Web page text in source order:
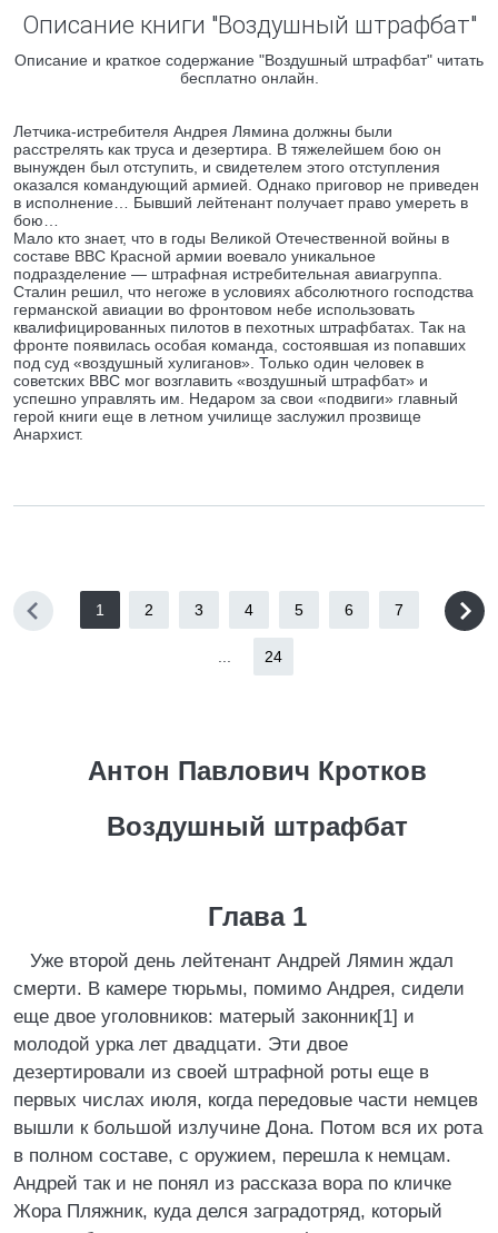
Описание книги "Воздушный штрафбат"
Описание и краткое содержание "Воздушный штрафбат" читать
бесплатно онлайн.
Летчика-истребителя Андрея Лямина должны были
расстрелять как труса и дезертира. В тяжелейшем бою он
вынужден был отступить, и свидетелем этого отступления
оказался командующий армией. Однако приговор не приведен
в исполнение… Бывший лейтенант получает право умереть в
бою…
Мало кто знает, что в годы Великой Отечественной войны в
составе ВВС Красной армии воевало уникальное
подразделение — штрафная истребительная авиагруппа.
Сталин решил, что негоже в условиях абсолютного господства
германской авиации во фронтовом небе использовать
квалифицированных пилотов в пехотных штрафбатах. Так на
фронте появилась особая команда, состоявшая из попавших
под суд «воздушный хулиганов». Только один человек в
советских ВВС мог возглавить «воздушный штрафбат» и
успешно управлять им. Недаром за свои «подвиги» главный
герой книги еще в летном училище заслужил прозвище
Анархист.
1 2 3 4 5 6 7
24
Антон Павлович Кротков
Воздушный штрафбат
Глава 1
Уже второй день лейтенант Андрей Лямин ждал
смерти. В камере тюрьмы, помимо Андрея, сидели
еще двое уголовников: матерый законник[1] и
молодой урка лет двадцати. Эти двое
дезертировали из своей штрафной роты еще в
первых числах июля, когда передовые части немцев
вышли к большой излучине Дона. Потом вся их рота
в полном составе, с оружием, перешла к немцам.
Андрей так и не понял из рассказа вора по кличке
Жора Пляжник, куда делся заградотряд, который